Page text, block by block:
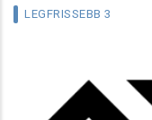
LEGFRISSEBB 3